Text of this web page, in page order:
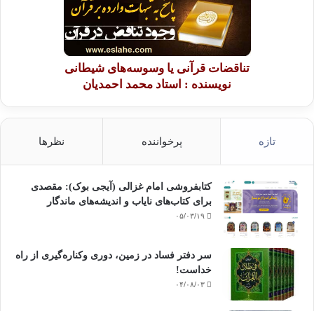
تناقضات قرآنی یا وسوسه‌های شیطانی
نویسنده : استاد محمد احمدیان
تازه پرخواننده نظرها
کتابفروشی امام غزالی (آیجی بوک): مقصدی
برای کتاب‌های نایاب و اندیشه‌های ماندگار
۰۵/۰۳/۱۹
سر دفتر فساد در زمین‌، دوری وکناره‌گیری از راه
خداست‌!
۰۴/۰۸/۰۳